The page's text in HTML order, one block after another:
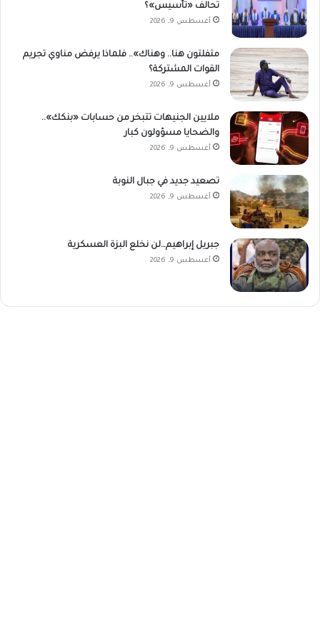
تحالف «تأسيس»؟
أغسطس 9, 2026
متفلتون هنا.. وهناك».. فلماذا يرفض مناوي تجريم
القوات المشتركة؟
أغسطس 9, 2026
ملايين الجنيهات تتبخر من حسابات «بنكك»..
والضحايا مسؤولون كبار
أغسطس 9, 2026
تصعيد جديد في جبال النوبة
أغسطس 9, 2026
جبريل إبراهيم…لن نخلع البزة العسكرية
أغسطس 9, 2026